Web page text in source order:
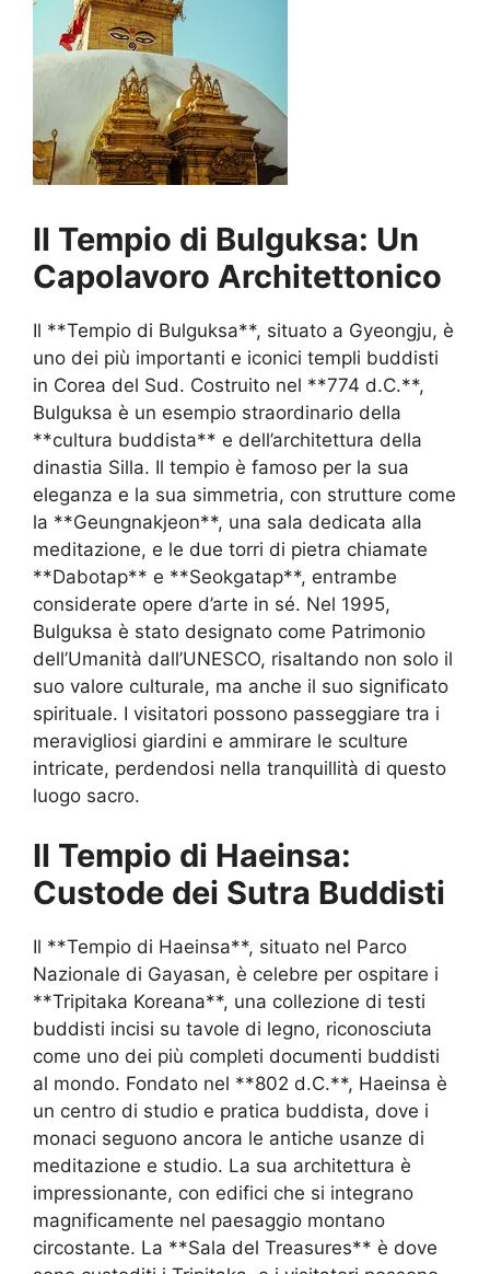
Il Tempio di Bulguksa: Un
Capolavoro Architettonico
Il **Tempio di Bulguksa**, situato a Gyeongju, è
uno dei più importanti e iconici templi buddisti
in Corea del Sud. Costruito nel **774 d.C.**,
Bulguksa è un esempio straordinario della
**cultura buddista** e dell’architettura della
dinastia Silla. Il tempio è famoso per la sua
eleganza e la sua simmetria, con strutture come
la **Geungnakjeon**, una sala dedicata alla
meditazione, e le due torri di pietra chiamate
**Dabotap** e **Seokgatap**, entrambe
considerate opere d’arte in sé. Nel 1995,
Bulguksa è stato designato come Patrimonio
dell’Umanità dall’UNESCO, risaltando non solo il
suo valore culturale, ma anche il suo significato
spirituale. I visitatori possono passeggiare tra i
meravigliosi giardini e ammirare le sculture
intricate, perdendosi nella tranquillità di questo
luogo sacro.
Il Tempio di Haeinsa:
Custode dei Sutra Buddisti
Il **Tempio di Haeinsa**, situato nel Parco
Nazionale di Gayasan, è celebre per ospitare i
**Tripitaka Koreana**, una collezione di testi
buddisti incisi su tavole di legno, riconosciuta
come uno dei più completi documenti buddisti
al mondo. Fondato nel **802 d.C.**, Haeinsa è
un centro di studio e pratica buddista, dove i
monaci seguono ancora le antiche usanze di
meditazione e studio. La sua architettura è
impressionante, con edifici che si integrano
magnificamente nel paesaggio montano
circostante. La **Sala del Treasures** è dove